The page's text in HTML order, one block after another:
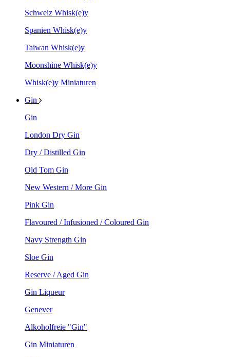
Schweiz Whisk(e)y
Spanien Whisk(e)y
Taiwan Whisk(e)y
Moonshine Whisk(e)y
Whisk(e)y Miniaturen
Gin
Gin
London Dry Gin
Dry / Distilled Gin
Old Tom Gin
New Western / More Gin
Pink Gin
Flavoured / Infusioned / Coloured Gin
Navy Strength Gin
Sloe Gin
Reserve / Aged Gin
Gin Liqueur
Genever
Alkoholfreie "Gin"
Gin Miniaturen